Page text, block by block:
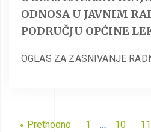
ODNOSA U JAVNIM
PODRUČJU OPĆINE
OGLAS ZA ZASNIVANJE
« Prethodno 1 … 10 11